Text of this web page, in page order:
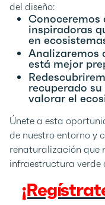
del diseño:
Conoceremos
inspiradoras
en
Analizaremos
está mejor
recuperado
valorar el
Únete a esta
de nuestro entorno y
renaturalización que
infraestructura verde